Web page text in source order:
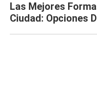
Las Mejores
Ciudad: Opciones